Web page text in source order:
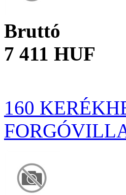
Bruttó
7 411 HUF
160